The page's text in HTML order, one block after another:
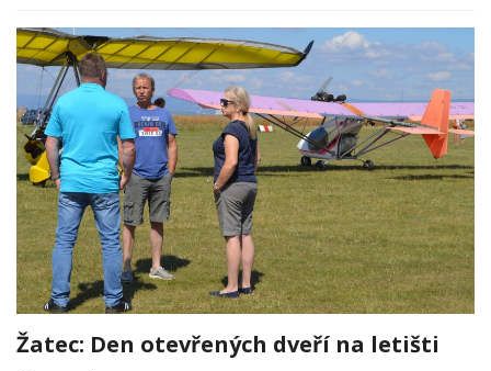
Žatec: Den otevřených dveří na letišti